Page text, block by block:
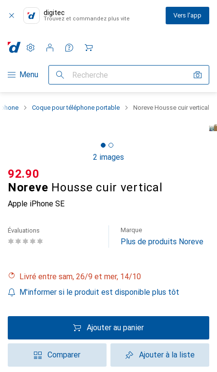
digitec
Trouvez et commandez plus vite Vers l'app
Navigation par catégorie
Menu Recherche
Paramètres
Compte client
Listes de comparaison
Listes d'envies
Panier
Coque pour téléphone portable Noreve Housse cuir vertical
2 images
Noreve Housse cuir vertical
Apple iPhone SE
CHF
92.90
Évaluations Marque
Plus de produits Noreve
Livré entre sam, 26/9 et mer, 14/10
M'informer si le produit est disponible plus tôt
Ajouter au panier
Comparer Ajouter à la liste